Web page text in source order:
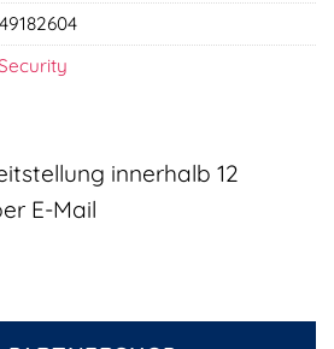
innerhalb 12
E-Mail